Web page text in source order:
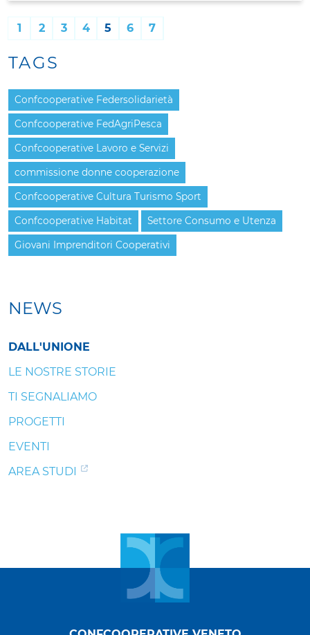
1 2 3 4 5 6 7
NEWS
DALL'UNIONE
LE NOSTRE STORIE
TI SEGNALIAMO
PROGETTI
EVENTI
AREA STUDI
TAGS
Confcooperative Federsolidarietà
Confcooperative FedAgriPesca
Confcooperative Lavoro e Servizi
commissione donne cooperazione
Confcooperative Cultura Turismo Sport
Confcooperative Habitat Settore Consumo e Utenza
Giovani Imprenditori Cooperativi